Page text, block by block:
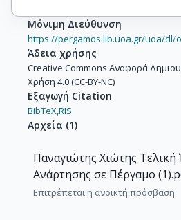
Μόνιμη Διεύθυνση
https://pergamos.lib.uoa.gr/uoa/dl/
Άδεια χρήσης
Creative Commons Αναφορά
Χρήση 4.0 (CC-BY-NC)
Εξαγωγή Citation
BibTeX,RIS
Αρχεία (1)
Παναγιώτης Χιώτης
Ανάρτησης σε Πέργαμο
Επιτρέπεται η ανοικτή πρόσβαση